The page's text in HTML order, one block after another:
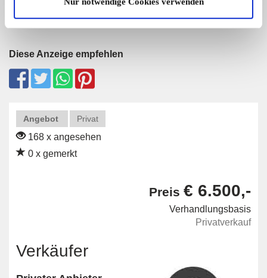
Diese Anzeige empfehlen
Angebot Privat
168 x angesehen
0 x gemerkt
Preis € 6.500,-
Verhandlungsbasis
Privatverkauf
Verkäufer